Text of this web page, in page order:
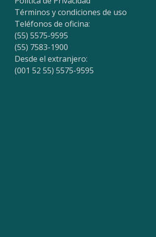
Términos y condiciones de uso
Teléfonos de oficina:
(55) 5575-9595
(55) 7583-1900
Desde el extranjero:
(001 52 55) 5575-9595